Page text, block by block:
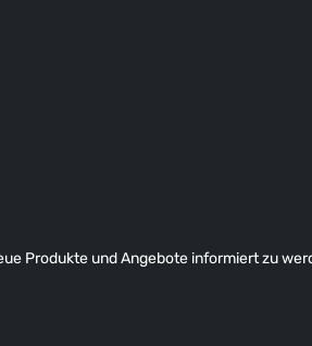
Produkte und Angebote informiert zu